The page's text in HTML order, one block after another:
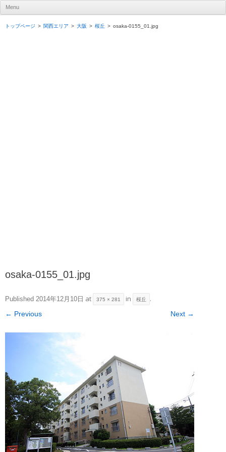
UR賃貸住宅ナビ
Menu
トップページ 関西エリア 大阪 桜丘 osaka-0155_01.jpg
osaka-0155_01.jpg
Published 2014年12月10日 at 375 × 281 in 桜丘 .
← Previous Next →